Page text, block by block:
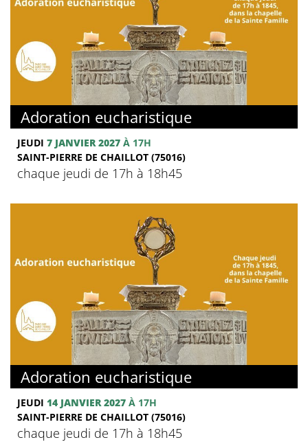
Adoration eucharistique
JEUDI 7 JANVIER 2027 À 17H
SAINT-PIERRE DE CHAILLOT (75016)
chaque jeudi de 17h à 18h45
Adoration eucharistique
JEUDI 14 JANVIER 2027 À 17H
SAINT-PIERRE DE CHAILLOT (75016)
chaque jeudi de 17h à 18h45